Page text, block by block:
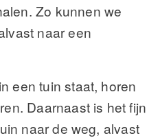
Zo kunnen we
naar een
een tuin staat, horen
Daarnaast is het fijn
naar de weg, alvast